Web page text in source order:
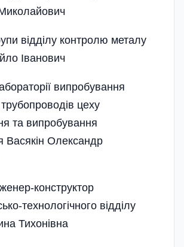
відділу контролю металу
Іванович
випробування
цеху
та випробування
Васякін Олександр
конструктор
технологічного відділу
Тихонівна